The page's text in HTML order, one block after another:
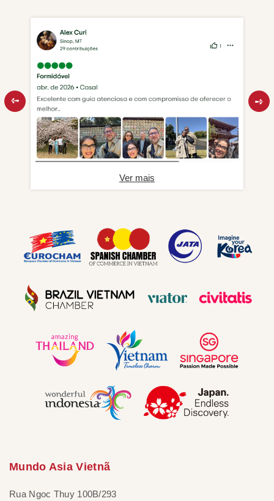
Ver mais
Mundo Asia Vietnã
Rua Ngoc Thuy 100B/293